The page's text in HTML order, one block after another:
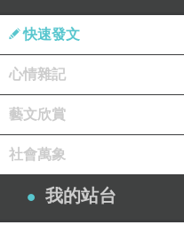
快速發文
心情雜記
藝文欣賞
社會萬象
我的站台